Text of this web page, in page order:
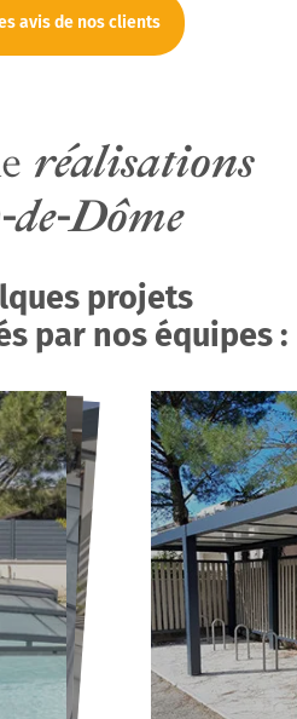
avis de nos clients
réalisations
Dôme
projets
par nos équipes :